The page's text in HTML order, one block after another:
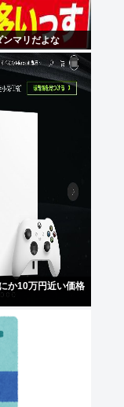
ンマリだよな
か10万円近い価格